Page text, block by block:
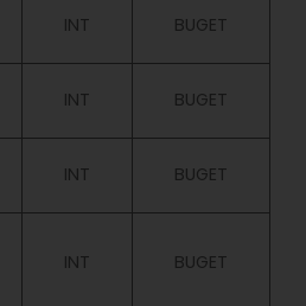
INT BUGET
INT BUGET
INT BUGET
INT BUGET